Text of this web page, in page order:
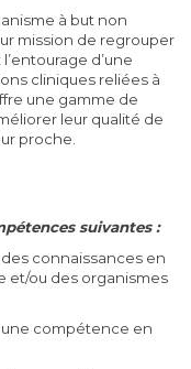
à but non
mission de regrouper
d’une
cliniques reliées à
une gamme de
leur qualité de
proche.
suivantes :
connaissances en
et/ou des organismes
compétence en